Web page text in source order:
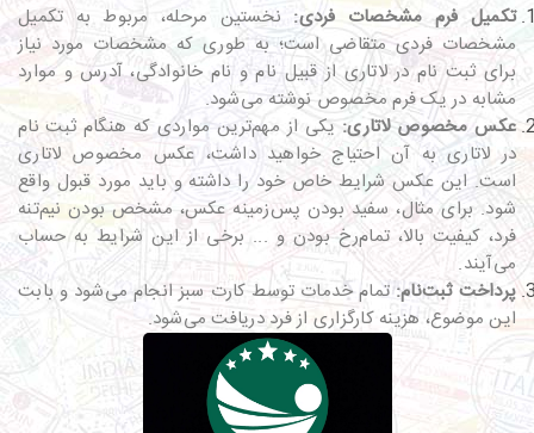
تکمیل فرم مشخصات فردی: نخستین مرحله، مربوط به تکمیل
مشخصات فردی متقاضی است؛ به طوری که مشخصات مورد نیاز
برای ثبت نام در لاتاری از قبیل نام و نام خانوادگی، آدرس و موارد
مشابه در یک فرم مخصوص نوشته می‌شود.
عکس مخصوص لاتاری: یکی از مهم‌ترین مواردی که هنگام ثبت نام
در لاتاری به آن احتیاج خواهید داشت، عکس مخصوص لاتاری
است. این عکس شرایط خاص خود را داشته و باید مورد قبول واقع
شود. برای مثال، سفید بودن پس‌زمینه عکس، مشخص بودن نیم‌تنه
فرد، کیفیت بالا، تمام‌رخ بودن و ... برخی از این شرایط به حساب
می‌آیند.
پرداخت ثبت‌نام:تمام خدمات توسط کارت سبز انجام می‌شود و بابت
این موضوع، هزینه کارگزاری از فرد دریافت می‌شود.